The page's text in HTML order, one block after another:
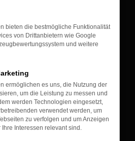
bis Freitag:
bis 12:30 Uhr
bis 17:30 Uhr
- 540394 0
bieten die bestmögliche Funktionalität
von Drittanbietern wie Google
und weitere
ermöglichen es uns, die Nutzung der
um die Leistung zu messen und
werden Technologien eingesetzt,
verwendet werden, um
zu verfolgen und um Anzeigen
Interessen relevant sind.